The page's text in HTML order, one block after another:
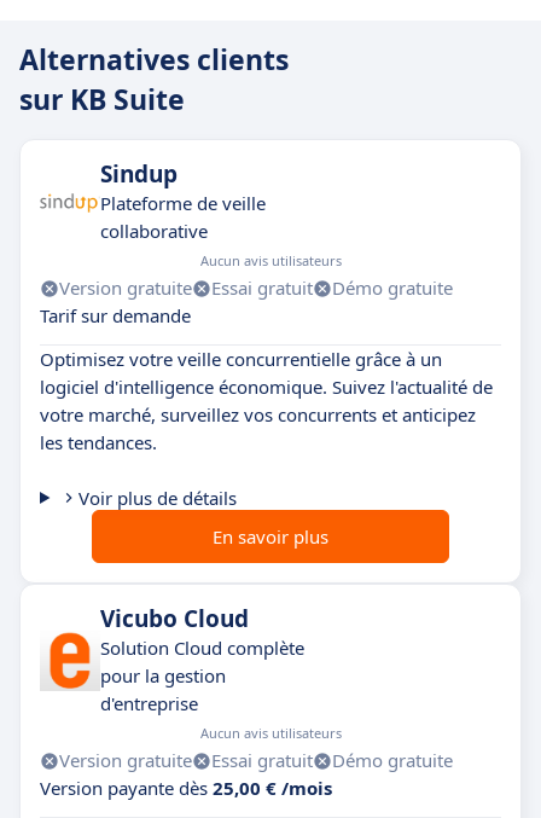
Alternatives clients
sur KB Suite
Sindup
Plateforme de veille
collaborative
Aucun avis utilisateurs
Version gratuite Essai gratuit
Démo gratuite
Tarif sur demande
Optimisez votre veille concurrentielle grâce à un
logiciel d'intelligence économique. Suivez l'actualité de
votre marché, surveillez vos concurrents et anticipez
les tendances.
Voir plus de détails
En savoir plus
Vicubo Cloud
Solution Cloud complète
pour la gestion
d'entreprise
Aucun avis utilisateurs
Version gratuite Essai gratuit
Démo gratuite
Version payante dès 25,00 € /mois